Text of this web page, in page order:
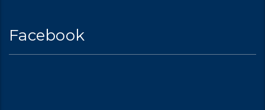
Facebook